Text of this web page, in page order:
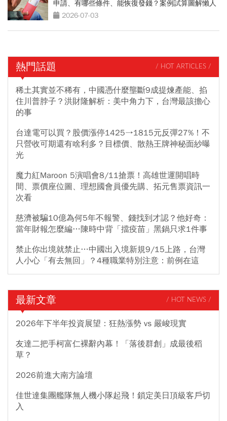
申請、有哪些條件、能恢復發錢？案例試算圖解懶人
包 2026-07-03
熱門話題 / HOT ARTICLES /
稀土其實並不稀有，中國憑什麼壟斷9成提煉產能、掐
住川普脖子？洪財隆解析：美中角力下，台灣最該擔心
的事
台達電可以買？股價漲停1425→1815元反彈27%！不
只營收可期還有啥利多？目標價、散熱王牌神秘面紗曝
光
魔力紅Maroon 5演唱會8/11搶票！高雄世運開唱時
間、票價座位圖、理想國會員優先購、拓元售票資訊一
次看
慈濟被騙10億為何5年不報警、錢找到才認？他好奇：
當年財報怎麼編…陳時中背「擋疫苗」黑鍋只求1件事
禁止你出境就禁止…中國出入境新規9/15上路，台灣
人小心「有去無回」？4種職業特別注意：前例在這
最新文章 / HOT NEWS /
2026年下半年投資展望：狂熱漲勢 vs 嚴峻現實
友達二把手柯富仁裸辭內幕！「落後群創」成最後稻
草？
2026前進大南方論壇
佳世達集團艦隊無人機小隊起飛！鎖定美日頂級客戶切
入